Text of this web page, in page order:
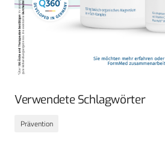
Verwendete Schlagwörter
Prävention